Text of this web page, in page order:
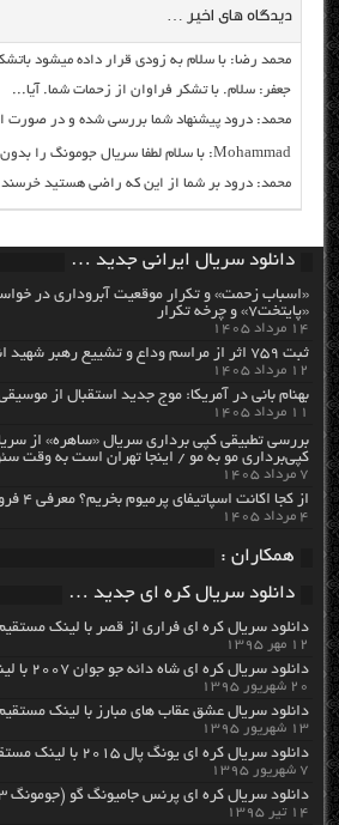
دیدگاه های اخیر …
محمد رضا: با سلام به زودی قرار داده میشود
جعفر: سلام. با تشکر فراوان از زحمات شما. آیا...
محمد: درود پیشنهاد شما بررسی شده و در صورت
Mohammad: با سلام لطفا سریال جومونگ را بدون سانس...
محمد: درود بر شما از این که راضی هستید
دانلود سریال ایرانی جدید …
«اسباب زحمت» و تکرار موقعیت آبروداری در
«پایتخت۷» و چرخه تکرار
۱۴ مرداد ۱۴۰۵
ثبت ۷۵۹ اثر از مراسم وداع و تشییع رهبر شهید انقلاب
۱۲ مرداد ۱۴۰۵
بهنام بانی در آمریکا: موج جدید استقبال از
۱۱ مرداد ۱۴۰۵
بررسی تطبیقی کپی برداری سریال «ساهره» از
کپی‌برداری مو به مو / اینجا تهران است به وقت
۷ مرداد ۱۴۰۵
از کجا اکانت اسپاتیفای پرمیوم بخریم؟ معرفی ۴ فروشگاه معتبر ایرانی
۴ مرداد ۱۴۰۵
همکاران :
دانلود سریال کره ای جدید …
دانلود سریال کره ای فراری از قصر با لینک
۱۲ مهر ۱۳۹۵
دانلود سریال کره ای شاه دائه جو جوان ۲۰۰۷ با لینک مستقیم
۲۰ شهریور ۱۳۹۵
دانلود سریال عشق عقاب های مبارز با لینک
۱۳ شهریور ۱۳۹۵
دانلود سریال کره ای یونگ پال ۲۰۱۵ با لینک مستقیم
۷ شهریور ۱۳۹۵
دانلود سریال کره ای پرنس جامیونگ گو (جومونگ ۳) با لینک مستقیم
۱۴ تیر ۱۳۹۵